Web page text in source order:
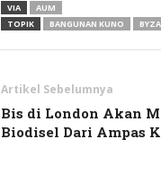
VIA
AUM
TOPIK
BANGUNAN KUNO
Artikel Sebelumnya
Bis di London Akan
Biodisel Dari Ampas